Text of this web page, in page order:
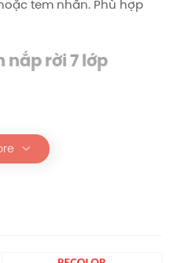
tem nhãn. Phù hợp
rời 7 lớp
chọn kỹ lưỡng, đảm bảo
trắng để dễ nhận diện.
bám dính với keo,